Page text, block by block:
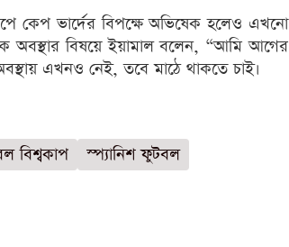
কেপ ভার্দের বিপক্ষে অভিষেক হলেও এখনো
অবস্থার বিষয়ে ইয়ামাল বলেন, “আমি আগের
এখনও নেই, তবে মাঠে থাকতে চাই।
বিশ্বকাপ
স্প্যানিশ ফুটবল